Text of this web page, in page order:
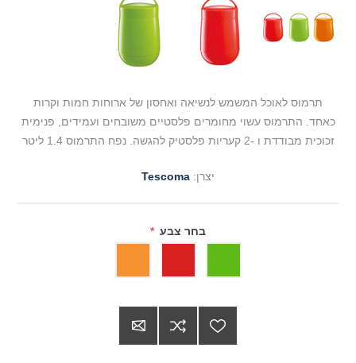
תרמוס לאוכל המשמש לנשיאה ואחסון של ארוחות חמות וקרות
כאחד. התרמוס עשוי מחומרים פלסטיים משובחים ועמידים, פנימית
זכוכית מבודדת ו -2 קעריות פלסטיק להגשה. נפח התרמוס 1.4 ליטר
יצרן: Tescoma
בחר צבע *